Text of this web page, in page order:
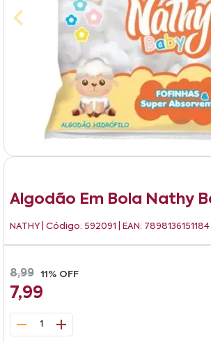
Algodão Em Bola Nathy
NATHY | Código: 592091 | EAN: 7898136151184
8,99 11% OFF
7,99
1